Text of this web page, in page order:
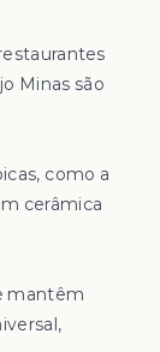
Minas são
como a
cerâmica
mantêm